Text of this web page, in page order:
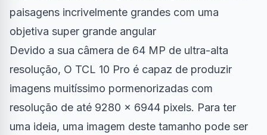
paisagens incrivelmente grandes com uma
objetiva super grande angular
Devido a sua câmera de 64 MP de ultra-alta
resolução, O TCL 10 Pro é capaz de produzir
imagens muitíssimo pormenorizadas com
resolução de até 9280 x 6944 pixels. Para ter
uma ideia, uma imagem deste tamanho pode ser